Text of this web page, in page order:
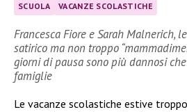
SCUOLA VACANZE SCOLASTICHE
Francesca Fiore e Sarah Malnerich,
satirico ma non troppo
giorni di pausa sono più dannosi
famiglie
Le vacanze scolastiche estive